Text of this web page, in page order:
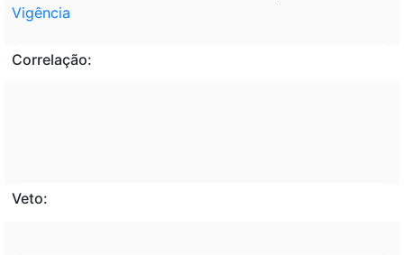
Vigência
Correlação:
Veto: